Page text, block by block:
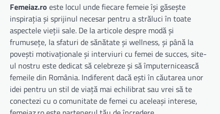
Femeiaz.ro este locul unde fiecare femeie își găsește
inspirația și sprijinul necesar pentru a străluci în toate
aspectele vieții sale. De la articole despre modă și
frumusețe, la sfaturi de sănătate și wellness, și până la
povești motivaționale și interviuri cu femei de succes, site-
ul nostru este dedicat să celebreze și să împuternicească
femeile din România. Indiferent dacă ești în căutarea unor
idei pentru un stil de viață mai echilibrat sau vrei să te
conectezi cu o comunitate de femei cu aceleași interese,